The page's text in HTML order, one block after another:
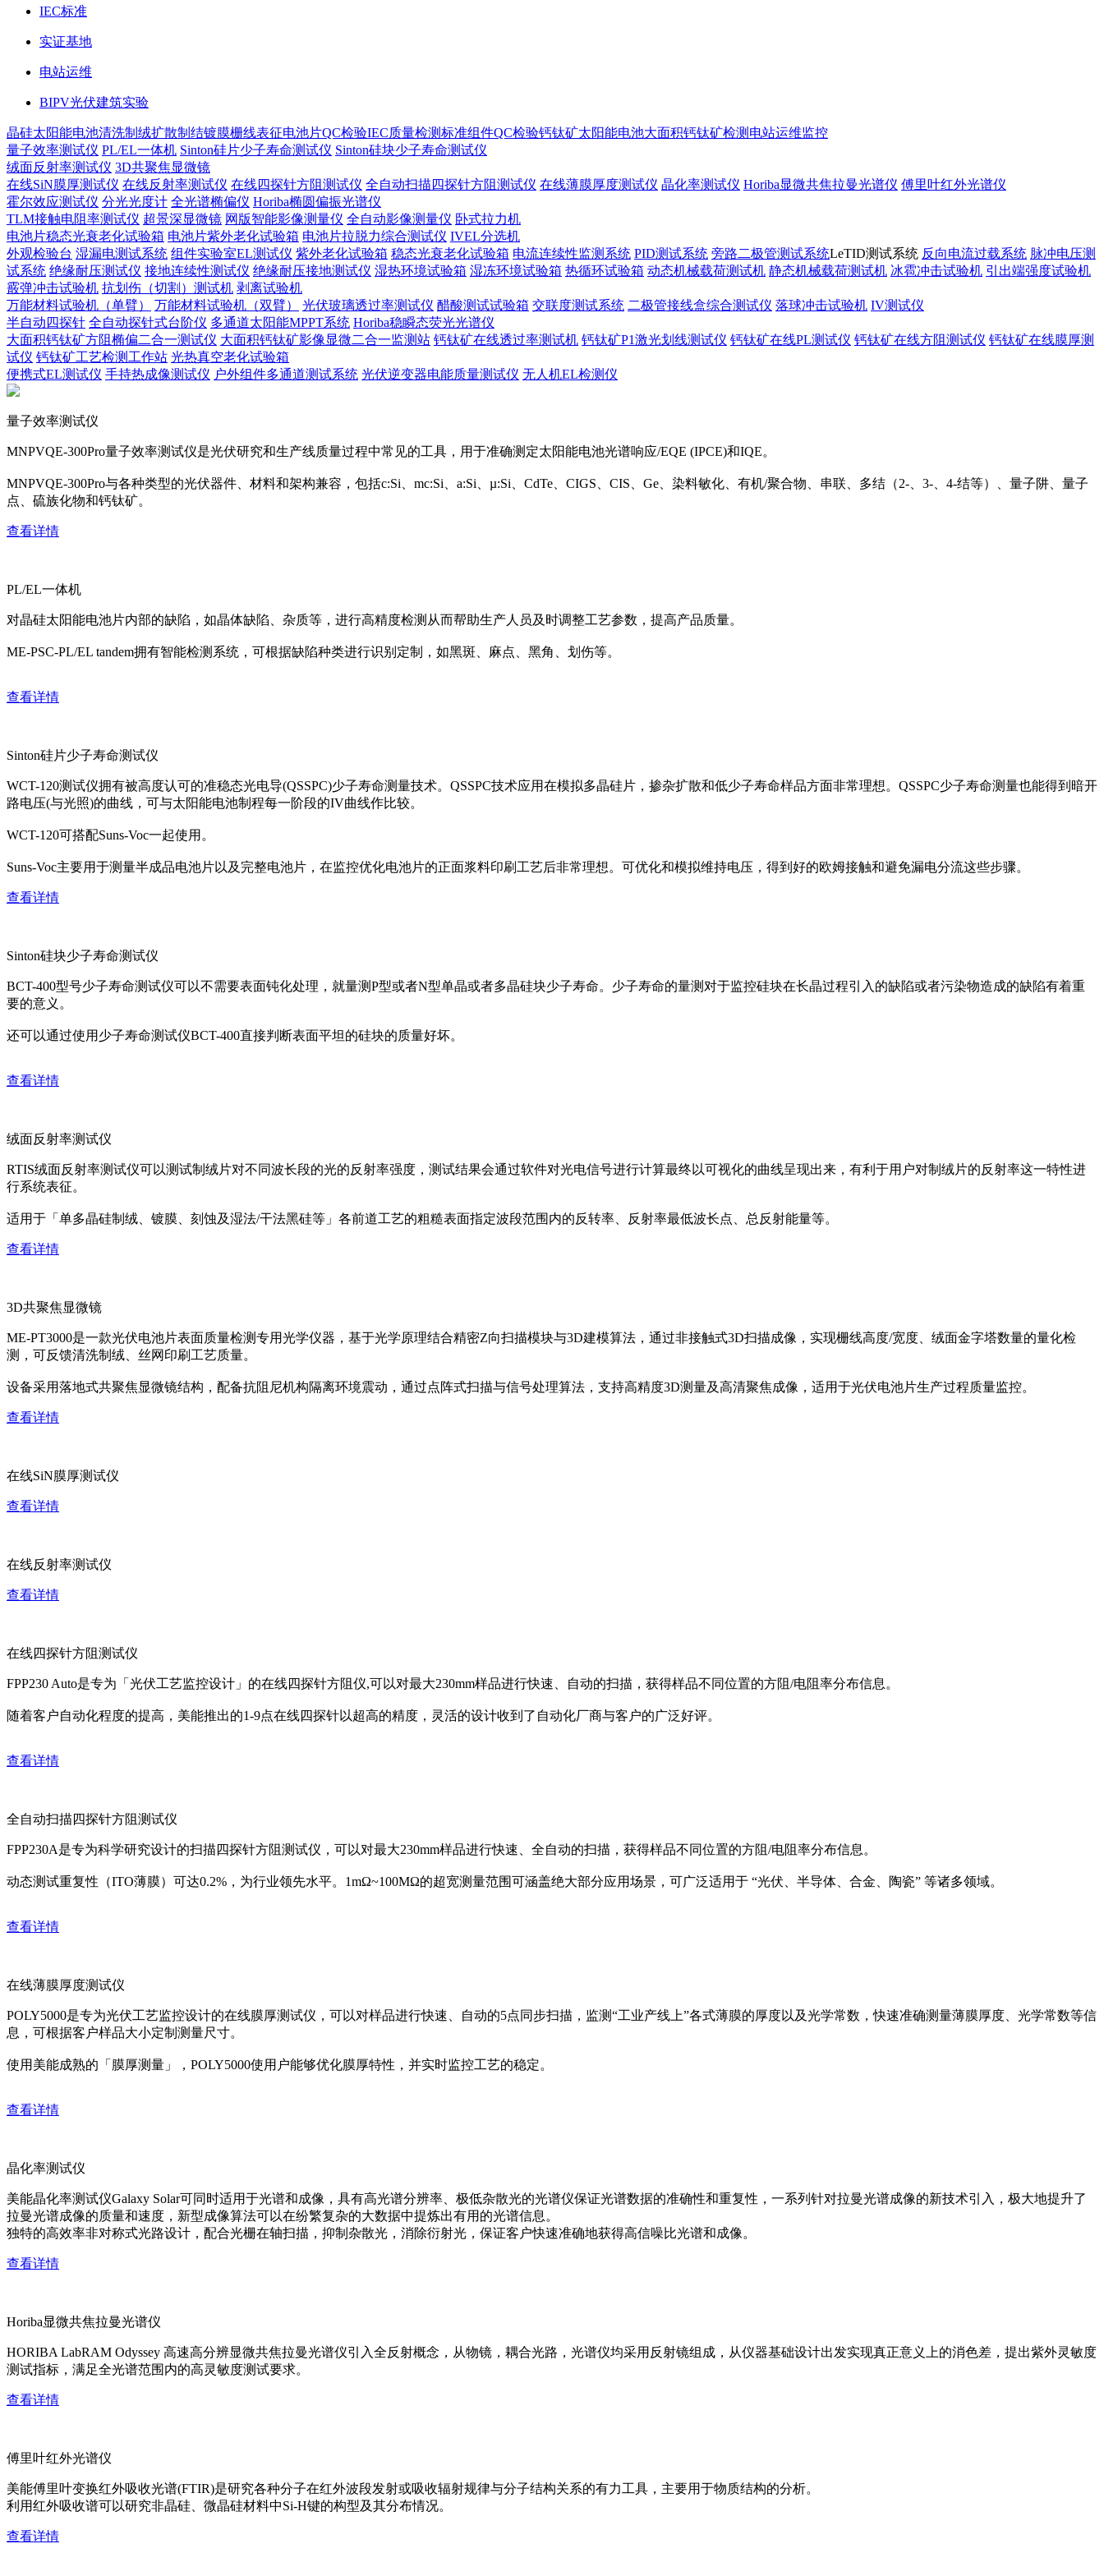
IEC标准
实证基地
电站运维
BIPV光伏建筑实验
晶硅太阳能电池清洗制绒扩散制结镀膜栅线表征电池片QC检验IEC质量检测标准组件QC检验钙钛矿太阳能电池大面积钙钛矿检测 电站运维监控
量子效率测试仪 PL/EL一体机 Sinton硅片少子寿命测试仪 Sinton硅块少子寿命测试仪
绒面反射率测试仪 3D共聚焦显微镜
在线SiN膜厚测试仪 在线反射率测试仪 在线四探针方阻测试仪 全自动扫描四探针方阻测试仪 在线薄膜厚度测试仪 晶化率测试仪 Horiba显微共焦拉曼光谱仪 傅里叶红外光谱仪
霍尔效应测试仪 分光光度计 全光谱椭偏仪 Horiba椭圆偏振光谱仪
TLM接触电阻率测试仪 超景深显微镜 网版智能影像测量仪 全自动影像测量仪 卧式拉力机
电池片稳态光衰老化试验箱 电池片紫外老化试验箱 电池片拉脱力综合测试仪 IVEL分选机
外观检验台 湿漏电测试系统 组件实验室EL测试仪 紫外老化试验箱 稳态光衰老化试验箱 电流连续性监测系统 PID测试系统 旁路二极管测试系统LeTID测试系统 反向电流过载系统 脉冲电压测
试系统 绝缘耐压测试仪 接地连续性测试仪 绝缘耐压接地测试仪 湿热环境试验箱 湿冻环境试验箱 热循环试验箱 动态机械载荷测试机 静态机械载荷测试机 冰雹冲击试验机 引出端强度试验机
霰弹冲击试验机 抗划伤（切割）测试机 剥离试验机
万能材料试验机（单臂）
万能材料试验机（双臂） 光伏玻璃透过率测试仪 醋酸测试试验箱 交联度测试系统 二极管接线盒综合测试仪 落球冲击试验机 IV测试仪
半自动四探针 全自动探针式台阶仪 多通道太阳能MPPT系统 Horiba稳瞬态荧光光谱仪
大面积钙钛矿方阻椭偏二合一测试仪 大面积钙钛矿影像显微二合一监测站 钙钛矿在线透过率测试机 钙钛矿P1激光划线测试仪 钙钛矿在线PL测试仪 钙钛矿在线方阻测试仪 钙钛矿在线膜厚测
试仪 钙钛矿工艺检测工作站 光热真空老化试验箱
便携式EL测试仪 手持热成像测试仪 户外组件多通道测试系统 光伏逆变器电能质量测试仪 无人机EL检测仪
量子效率测试仪
MNPVQE-300Pro量子效率测试仪是光伏研究和生产线质量过程中常见的工具，用于准确测定太阳能电池光谱响应/EQE (IPCE)和IQE。
MNPVQE-300Pro与各种类型的光伏器件、材料和架构兼容，包括c:Si、mc:Si、a:Si、µ:Si、CdTe、CIGS、CIS、Ge、染料敏化、有机/聚合物、串联、多结（2-、3-、4-结等）、量子阱、量子
点、硫族化物和钙钛矿。
查看详情
PL/EL一体机
对晶硅太阳能电池片内部的缺陷，如晶体缺陷、杂质等，进行高精度检测从而帮助生产人员及时调整工艺参数，提高产品质量。
ME-PSC-PL/EL tandem拥有智能检测系统，可根据缺陷种类进行识别定制，如黑斑、麻点、黑角、划伤等。
查看详情
Sinton硅片少子寿命测试仪
WCT-120测试仪拥有被高度认可的准稳态光电导(QSSPC)少子寿命测量技术。QSSPC技术应用在模拟多晶硅片，掺杂扩散和低少子寿命样品方面非常理想。QSSPC少子寿命测量也能得到暗开
路电压(与光照)的曲线，可与太阳能电池制程每一阶段的IV曲线作比较。
WCT-120可搭配Suns-Voc一起使用。
Suns-Voc主要用于测量半成品电池片以及完整电池片，在监控优化电池片的正面浆料印刷工艺后非常理想。可优化和模拟维持电压，得到好的欧姆接触和避免漏电分流这些步骤。
查看详情
Sinton硅块少子寿命测试仪
BCT-400型号少子寿命测试仪可以不需要表面钝化处理，就量测P型或者N型单晶或者多晶硅块少子寿命。少子寿命的量测对于监控硅块在长晶过程引入的缺陷或者污染物造成的缺陷有着重
要的意义。
还可以通过使用少子寿命测试仪BCT-400直接判断表面平坦的硅块的质量好坏。
查看详情
绒面反射率测试仪
RTIS绒面反射率测试仪可以测试制绒片对不同波长段的光的反射率强度，测试结果会通过软件对光电信号进行计算最终以可视化的曲线呈现出来，有利于用户对制绒片的反射率这一特性进
行系统表征。
适用于「单多晶硅制绒、镀膜、刻蚀及湿法/干法黑硅等」各前道工艺的粗糙表面指定波段范围内的反转率、反射率最低波长点、总反射能量等。
查看详情
3D共聚焦显微镜
ME-PT3000是一款光伏电池片表面质量检测专用光学仪器，基于光学原理结合精密Z向扫描模块与3D建模算法，通过非接触式3D扫描成像，实现栅线高度/宽度、绒面金字塔数量的量化检
测，可反馈清洗制绒、丝网印刷工艺质量。
设备采用落地式共聚焦显微镜结构，配备抗阻尼机构隔离环境震动，通过点阵式扫描与信号处理算法，支持高精度3D测量及高清聚焦成像，适用于光伏电池片生产过程质量监控。
查看详情
在线SiN膜厚测试仪
查看详情
在线反射率测试仪
查看详情
在线四探针方阻测试仪
FPP230 Auto是专为「光伏工艺监控设计」的在线四探针方阻仪,可以对最大230mm样品进行快速、自动的扫描，获得样品不同位置的方阻/电阻率分布信息。
随着客户自动化程度的提高，美能推出的1-9点在线四探针以超高的精度，灵活的设计收到了自动化厂商与客户的广泛好评。
查看详情
全自动扫描四探针方阻测试仪
FPP230A是专为科学研究设计的扫描四探针方阻测试仪，可以对最大230mm样品进行快速、全自动的扫描，获得样品不同位置的方阻/电阻率分布信息。
动态测试重复性（ITO薄膜）可达0.2%，为行业领先水平。1mΩ~100MΩ的超宽测量范围可涵盖绝大部分应用场景，可广泛适用于 “光伏、半导体、合金、陶瓷” 等诸多领域。
查看详情
在线薄膜厚度测试仪
POLY5000是专为光伏工艺监控设计的在线膜厚测试仪，可以对样品进行快速、自动的5点同步扫描，监测“工业产线上”各式薄膜的厚度以及光学常数，快速准确测量薄膜厚度、光学常数等信
息，可根据客户样品大小定制测量尺寸。
使用美能成熟的「膜厚测量」，POLY5000使用户能够优化膜厚特性，并实时监控工艺的稳定。
查看详情
晶化率测试仪
美能晶化率测试仪Galaxy Solar可同时适用于光谱和成像，具有高光谱分辨率、极低杂散光的光谱仪保证光谱数据的准确性和重复性，一系列针对拉曼光谱成像的新技术引入，极大地提升了
拉曼光谱成像的质量和速度，新型成像算法可以在纷繁复杂的大数据中提炼出有用的光谱信息。
独特的高效率非对称式光路设计，配合光栅在轴扫描，抑制杂散光，消除衍射光，保证客户快速准确地获得高信噪比光谱和成像。
查看详情
Horiba显微共焦拉曼光谱仪
HORIBA LabRAM Odyssey 高速高分辨显微共焦拉曼光谱仪引入全反射概念，从物镜，耦合光路，光谱仪均采用反射镜组成，从仪器基础设计出发实现真正意义上的消色差，提出紫外灵敏度
测试指标，满足全光谱范围内的高灵敏度测试要求。
查看详情
傅里叶红外光谱仪
美能傅里叶变换红外吸收光谱(FTIR)是研究各种分子在红外波段发射或吸收辐射规律与分子结构关系的有力工具，主要用于物质结构的分析。
利用红外吸收谱可以研究非晶硅、微晶硅材料中Si-H键的构型及其分布情况。
查看详情